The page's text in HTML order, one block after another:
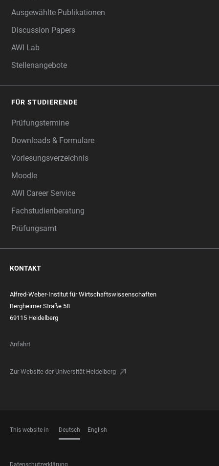
Ausgewählte Publikationen
Discussion Papers
AWI Lab
Stellenangebote
FÜR STUDIERENDE
Prüfungstermine
Downloads & Formulare
Vorlesungsverzeichnis
Moodle
AWI Career Service
Fachstudienberatung
Prüfungsamt
KONTAKT
Alfred-Weber-Institut für Wirtschaftswissenschaften
Bergheimer Straße 58
69115 Heidelberg
Anfahrt
Zur Website der Universität Heidelberg
This website in Deutsch English
Datenschutzerklärung